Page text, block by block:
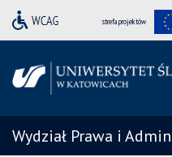
strefa projektów
Wydział Prawa i